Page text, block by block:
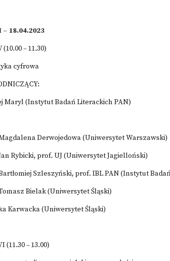
18.04.2023
(10.00 – 11.30)
cyfrowa
Maryl (Instytut Badań Literackich PAN)
Derwojedowa (Uniwersytet Warszawski)
Rybicki, prof. UJ (Uniwersytet Jagielloński)
Szleszyński, prof. IBL PAN (Instytut
Bielak (Uniwersytet Śląski)
Karwacka (Uniwersytet Śląski)
(11.30 – 13.00)